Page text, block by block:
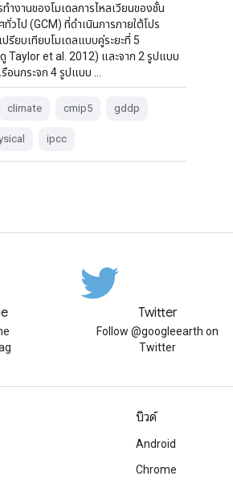
ทำงานของโมเดลการไหลเวียนของชั้น
ทั่วไป (GCM) ที่ดำเนินการภายใต้โปร
ปรียบเทียบโมเดลแบบคู่ระยะที่ 5
Taylor et al. 2012) และจาก 2 รูปแบบ
อนกระจก 4 รูปแบบ …
climate cmip5 gddp
ipcc
Twitter
Follow @googleearth on
Twitter
บิวด์
Android
Chrome